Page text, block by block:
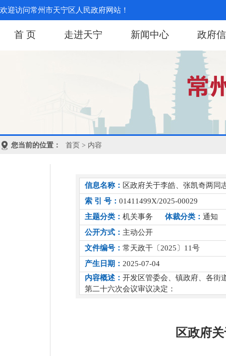
欢迎访问常州市天宁区人民政府网站！
首 页 走进天宁 新闻中心 政府
您当前的位置： 首页 > 内容
信息名称： 区政府关于李皓、张凯奇两同
索 引 号： 01411499X/2025-00029
主题分类： 机关事务 体裁分类： 通知
公开方式： 主动公开
文件编号： 常天政干〔2025〕11号
产生日期： 2025-07-04
内容概述： 开发区管委会、镇政府、各街
第二十六次会议审议决定：
区政府